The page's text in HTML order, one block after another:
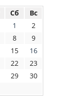
Сб
Вс
1
2
8
9
15
16
22
23
29
30